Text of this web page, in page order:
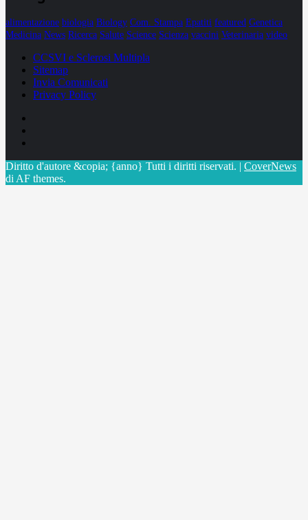
alimentazione biologia Biology Com. Stampa Epatiti featured Genetica
Medicina News Ricerca Salute Science Scienza vaccini Veterinaria video
CCSVI e Sclerosi Multipla
Sitemap
Invia Comunicati
Privacy Policy
Diritto d'autore &copia; {anno} Tutti i diritti riservati. | CoverNews
di AF themes.